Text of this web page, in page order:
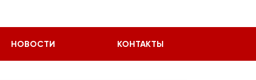
НОВОСТИ КОНТАКТЫ